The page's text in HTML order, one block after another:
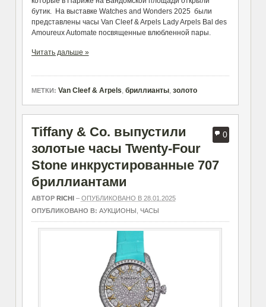
бутик. На выставке Watches and Wonders 2025 были
представлены часы Van Cleef & Arpels Lady Arpels Bal des
Amoureux Automate посвященные влюбленной пары.
Читать дальше »
МЕТКИ: Van Cleef & Arpels, бриллианты, золото
0
Tiffany & Co. выпустили
золотые часы Twenty-Four
Stone инкрустированные 707
бриллиантами
АВТОР RICHI– ОПУБЛИКОВАНО В 28.01.2025
ОПУБЛИКОВАНО В: АУКЦИОНЫ ЧАСЫ